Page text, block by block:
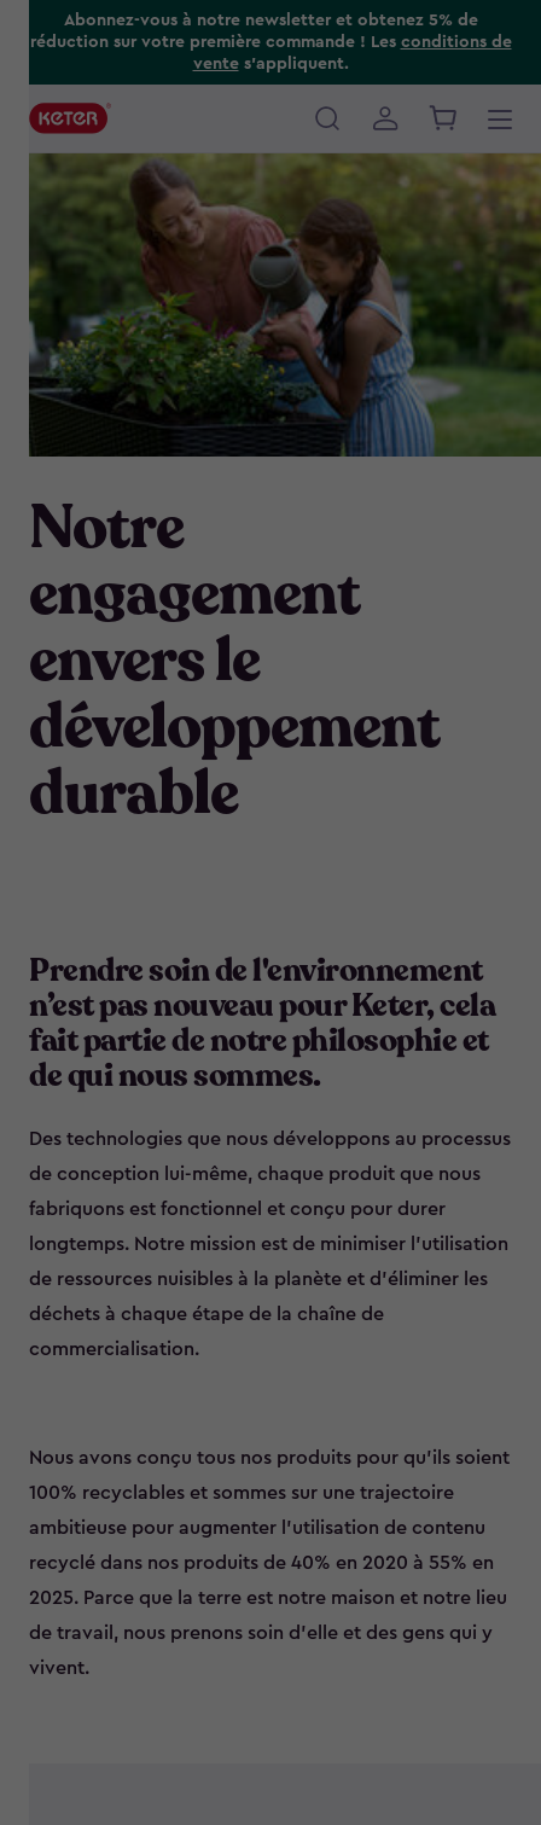
Abonnez-vous à notre newsletter et obtenez 5% de
réduction sur votre première commande ! Les conditions de
ventes’appliquent.
Main
navigation
Notre
engagement
envers le
développement
durable
Prendre soin de l'environnement
n’est pas nouveau pour Keter, cela
fait partie de notre philosophie et
de qui nous sommes.
Des technologies que nous développons au processus
de conception lui-même, chaque produit que nous
fabriquons est fonctionnel et conçu pour durer
longtemps. Notre mission est de minimiser l’utilisation
de ressources nuisibles à la planète et d’éliminer les
déchets à chaque étape de la chaîne de
commercialisation.
Nous avons conçu tous nos produits pour qu’ils soient
100% recyclables et sommes sur une trajectoire
ambitieuse pour augmenter l’utilisation de contenu
recyclé dans nos produits de 40% en 2020 à 55% en
2025. Parce que la terre est notre maison et notre lieu
de travail, nous prenons soin d'elle et des gens qui y
vivent.